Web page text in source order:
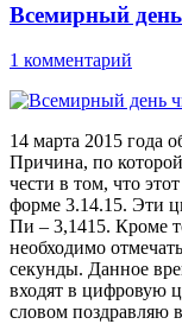
Всемирный
1 комментарий
14 марта 2015 года
Причина, по
чести в том, что
форме 3.14.15. Эти
Пи – 3,1415. Кроме
необходимо
секунды. Данное
входят в цифровую
словом поздравляю